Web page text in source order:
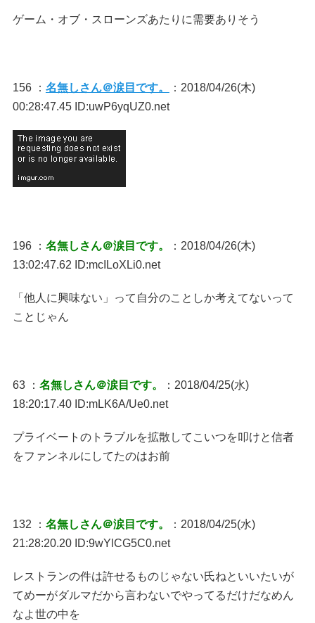
ゲーム・オブ・スローンズあたりに需要ありそう
156 ： 名無しさん＠涙目です。
：2018/04/26(木)
00:28:47.45 ID:uwP6yqUZ0.net
196 ： 名無しさん＠涙目です。
：2018/04/26(木)
13:02:47.62 ID:mcILoXLi0.net
「他人に興味ない」って自分のことしか考えてないって
ことじゃん
63 ： 名無しさん＠涙目です。
：2018/04/25(水)
18:20:17.40 ID:mLK6A/Ue0.net
プライベートのトラブルを拡散してこいつを叩けと信者
をファンネルにしてたのはお前
132 ： 名無しさん＠涙目です。
：2018/04/25(水)
21:28:20.20 ID:9wYlCG5C0.net
レストランの件は許せるものじゃない氏ねといいたいが
てめーがダルマだから言わないでやってるだけだなめん
なよ世の中を